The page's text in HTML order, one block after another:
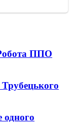
ППО
Трубецького
одного